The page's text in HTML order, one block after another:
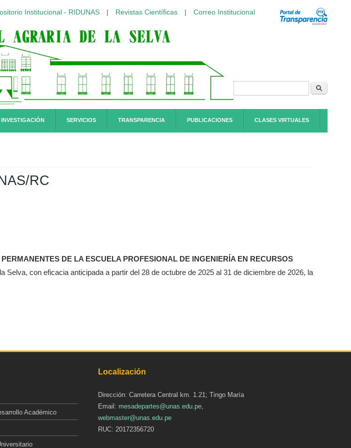
Institucional - RIDUNAS | Revistas Científicas | Correo Institucional
Formulario de
INVESTIGACIÓN SERVICIOS TRANSPARENCIA PUBLICACIONES CLASES VIRTUALES
RC
DE LA ESCUELA PROFESIONAL DE INGENIERÍA EN RECURSOS
Selva, con eficacia anticipada a partir del 28 de octubre de 2025 al 31 de diciembre de 2026, la
Académico
Localización
Dirección: Carretera Central km. 1.21; Tingo María
Email: mesadepartes@unas.edu.pe,
webmaster@unas.edu.pe
RUC: 20172356720